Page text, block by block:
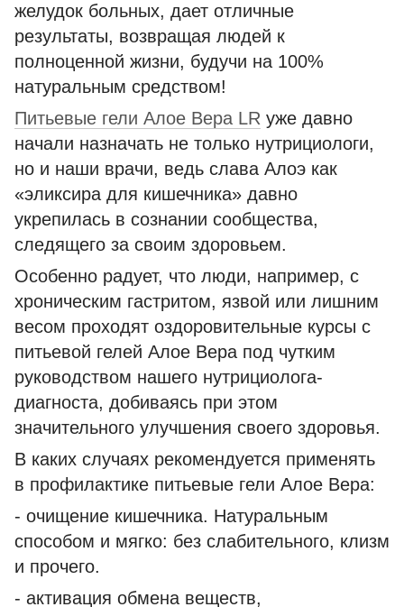
желудок больных, дает отличные
результаты, возвращая людей к
полноценной жизни, будучи на 100%
натуральным средством!
Питьевые гели Алое Вера LR уже давно
начали назначать не только нутрициологи,
но и наши врачи, ведь слава Алоэ как
«эликсира для кишечника» давно
укрепилась в сознании сообщества,
следящего за своим здоровьем.
Особенно радует, что люди, например, с
хроническим гастритом, язвой или лишним
весом проходят оздоровительные курсы с
питьевой гелей Алое Вера под чутким
руководством нашего нутрициолога-
диагноста, добиваясь при этом
значительного улучшения своего здоровья.
В каких случаях рекомендуется применять
в профилактике питьевые гели Алое Вера:
- очищение кишечника. Натуральным
способом и мягко: без слабительного, клизм
и прочего.
- активация обмена веществ,